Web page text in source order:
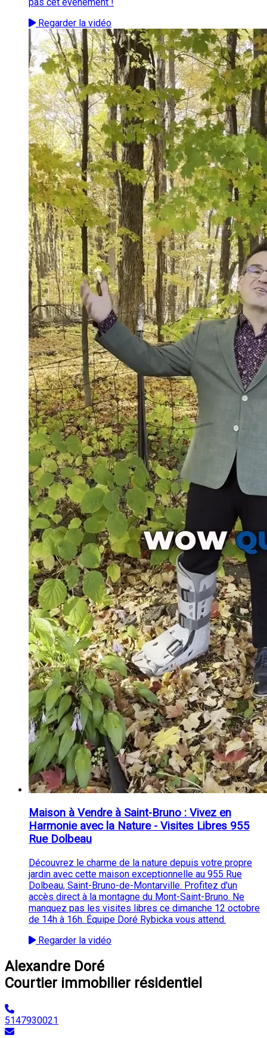
Regarder la vidéo
Maison à Vendre à Saint-Bruno : Vivez en
Harmonie avec la Nature - Visites Libres 955
Rue Dolbeau
Découvrez le charme de la nature depuis votre propre
jardin avec cette maison exceptionnelle au 955 Rue
Dolbeau, Saint-Bruno-de-Montarville. Profitez d'un
accès direct à la montagne du Mont-Saint-Bruno. Ne
manquez pas les visites libres ce dimanche 12 octobre
de 14h à 16h. Équipe Doré Rybicka vous attend.
Regarder la vidéo
Alexandre Doré
Courtier immobilier résidentiel
5147930021